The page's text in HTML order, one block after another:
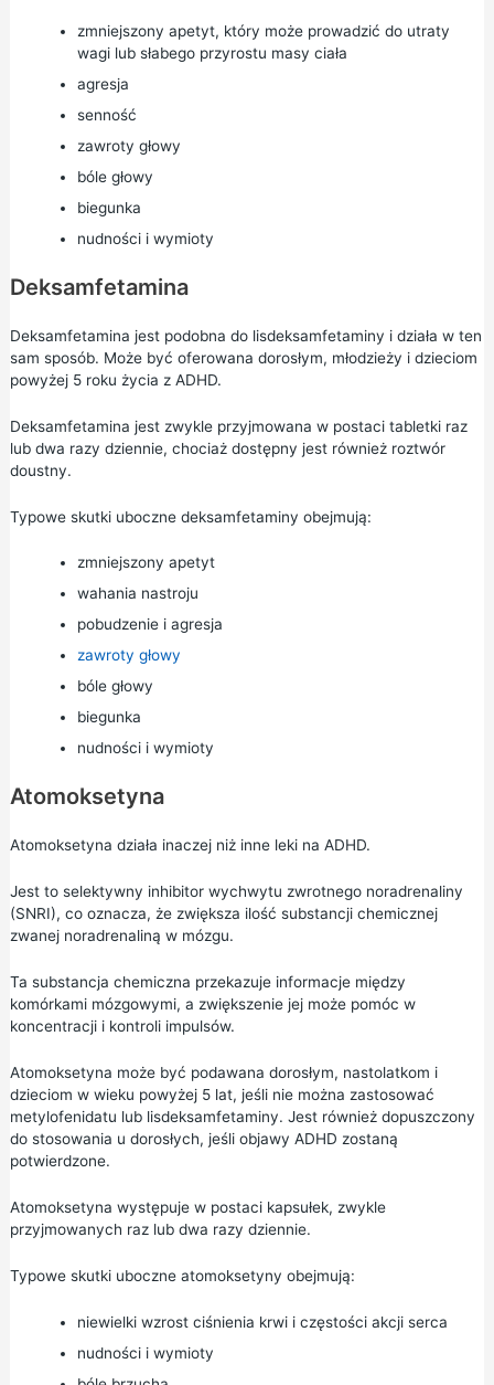
zmniejszony apetyt, który może prowadzić do utraty
wagi lub słabego przyrostu masy ciała
agresja
senność
zawroty głowy
bóle głowy
biegunka
nudności i wymioty
Deksamfetamina
Deksamfetamina jest podobna do lisdeksamfetaminy i działa w ten
sam sposób. Może być oferowana dorosłym, młodzieży i dzieciom
powyżej 5 roku życia z ADHD.
Deksamfetamina jest zwykle przyjmowana w postaci tabletki raz
lub dwa razy dziennie, chociaż dostępny jest również roztwór
doustny.
Typowe skutki uboczne deksamfetaminy obejmują:
zmniejszony apetyt
wahania nastroju
pobudzenie i agresja
zawroty głowy
bóle głowy
biegunka
nudności i wymioty
Atomoksetyna
Atomoksetyna działa inaczej niż inne leki na ADHD.
Jest to selektywny inhibitor wychwytu zwrotnego noradrenaliny
(SNRI), co oznacza, że zwiększa ilość substancji chemicznej
zwanej noradrenaliną w mózgu.
Ta substancja chemiczna przekazuje informacje między
komórkami mózgowymi, a zwiększenie jej może pomóc w
koncentracji i kontroli impulsów.
Atomoksetyna może być podawana dorosłym, nastolatkom i
dzieciom w wieku powyżej 5 lat, jeśli nie można zastosować
metylofenidatu lub lisdeksamfetaminy. Jest również dopuszczony
do stosowania u dorosłych, jeśli objawy ADHD zostaną
potwierdzone.
Atomoksetyna występuje w postaci kapsułek, zwykle
przyjmowanych raz lub dwa razy dziennie.
Typowe skutki uboczne atomoksetyny obejmują:
niewielki wzrost ciśnienia krwi i częstości akcji serca
nudności i wymioty